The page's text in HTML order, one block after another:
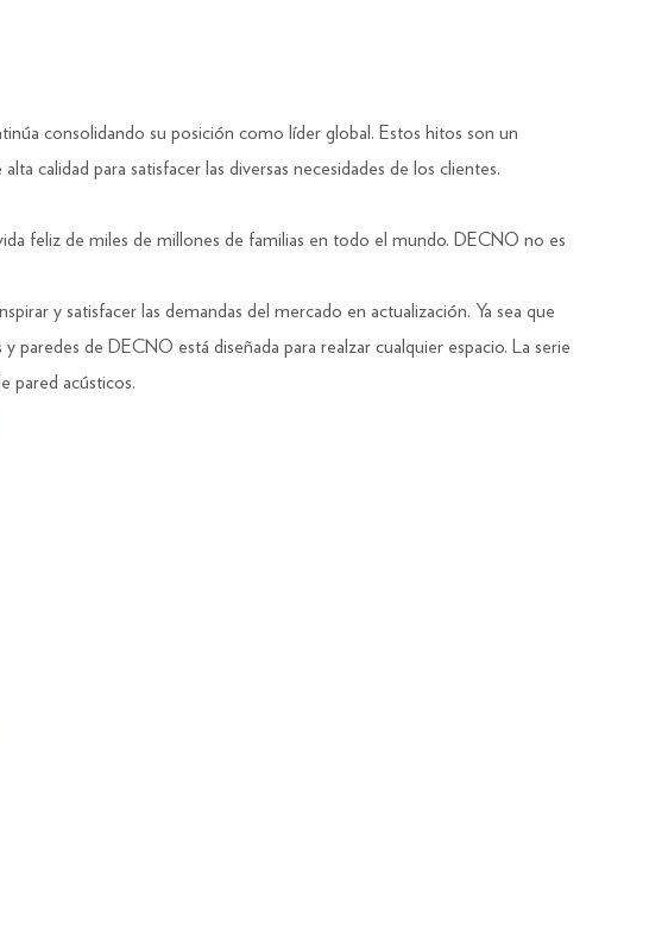
consolidando su posición como líder global. Estos hitos son un
calidad para satisfacer las diversas necesidades de los clientes.
feliz de miles de millones de familias en todo el mundo. DECNO no es
y satisfacer las demandas del mercado en actualización. Ya sea que
paredes de DECNO está diseñada para realzar cualquier espacio. La serie
pared acústicos.